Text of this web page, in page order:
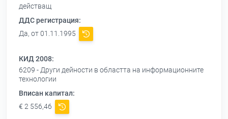
действащ
ДДС регистрация:
Да, от 01.11.1995
КИД 2008:
6209 - Други дейности в областта на информационните
технологии
Вписан капитал:
€ 2 556,46